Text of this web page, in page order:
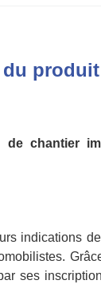
produit
de chantier
indications
ses